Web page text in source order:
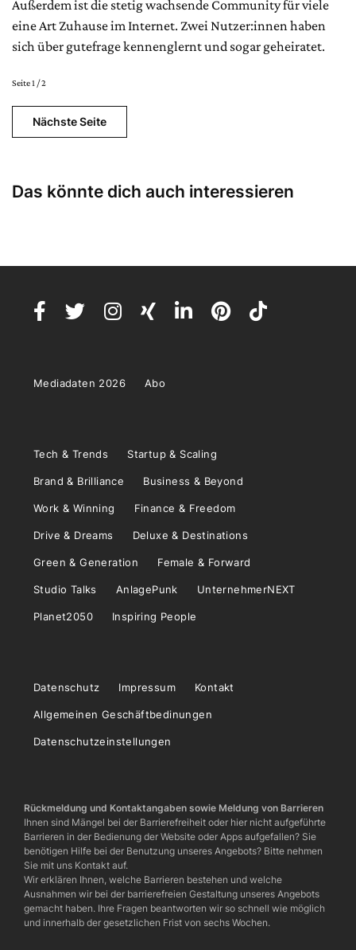
Außerdem ist die stetig wachsende Community für viele
eine Art Zuhause im Internet. Zwei Nutzer:innen haben
sich über gutefrage kennenglernt und sogar geheiratet.
Seite 1 / 2
Nächste Seite
Das könnte dich auch interessieren
Mediadaten 2026 Abo
Tech & Trends Startup & Scaling
Brand & Brilliance Business & Beyond
Work & Winning Finance & Freedom
Drive & Dreams Deluxe & Destinations
Green & Generation Female & Forward
Studio Talks AnlagePunk UnternehmerNEXT
Planet2050 Inspiring People
Datenschutz Impressum Kontakt
Allgemeinen Geschäftbedinungen
Datenschutzeinstellungen
Rückmeldung und Kontaktangaben sowie Meldung von Barrieren
Ihnen sind Mängel bei der Barrierefreiheit oder hier nicht aufgeführte
Barrieren in der Bedienung der Website oder Apps aufgefallen? Sie
benötigen Hilfe bei der Benutzung unseres Angebots? Bitte nehmen
Sie mit uns Kontakt auf.
Wir erklären Ihnen, welche Barrieren bestehen und welche
Ausnahmen wir bei der barrierefreien Gestaltung unseres Angebots
gemacht haben. Ihre Fragen beantworten wir so schnell wie möglich
und innerhalb der gesetzlichen Frist von sechs Wochen.